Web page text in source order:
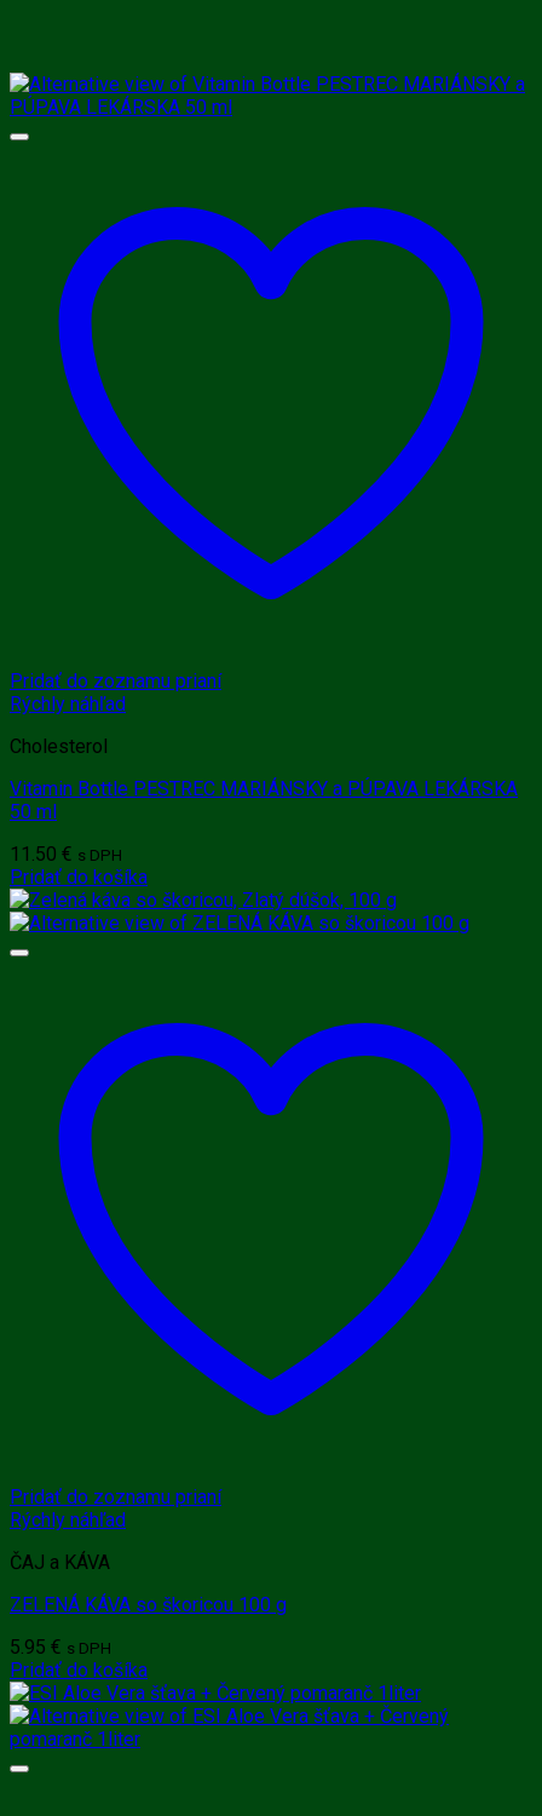
Pridať do zoznamu prianí
Rýchly náhľad
Cholesterol
Vitamin Bottle PESTREC MARIÁNSKY a PÚPAVA LEKÁRSKA
50 ml
11.50 € s DPH
Pridať do košíka
Pridať do zoznamu prianí
Rýchly náhľad
ČAJ a KÁVA
ZELENÁ KÁVA so škoricou 100 g
5.95 € s DPH
Pridať do košíka